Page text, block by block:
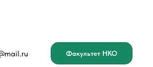
Факультет НКО